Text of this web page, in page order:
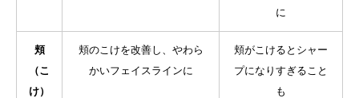
に
頬
（こ
け）
頬のこけを改善し、やわら
かいフェイスラインに
頬がこけるとシャー
プになりすぎること
も